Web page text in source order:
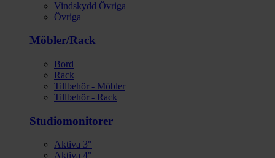
Vindskydd Övriga
Övriga
Möbler/Rack
Bord
Rack
Tillbehör - Möbler
Tillbehör - Rack
Studiomonitorer
Aktiva 3"
Aktiva 4"